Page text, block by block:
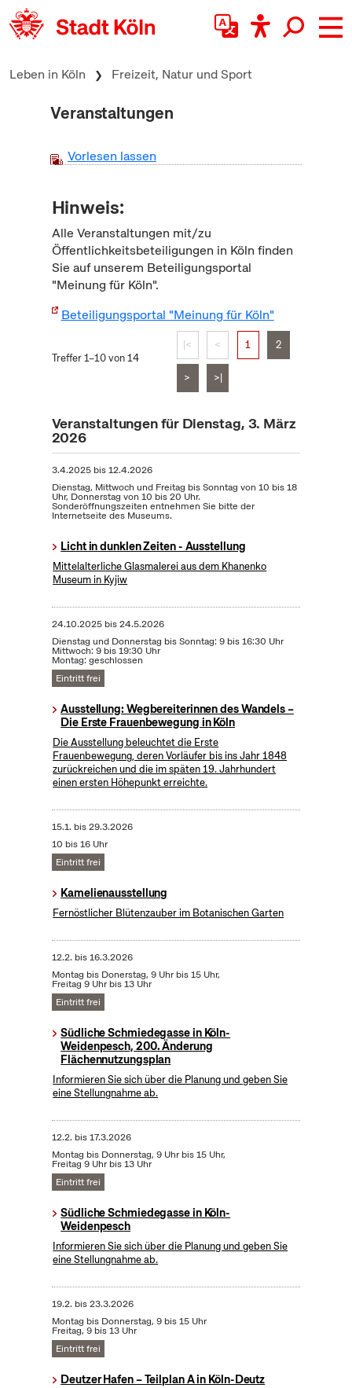
zum Inhalt springen
Leben in Köln Freizeit, Natur und Sport
Veranstaltungen
Vorlesen lassen
Hinweis:
Alle Veranstaltungen mit/zu
Öffentlichkeitsbeteiligungen in Köln finden
Sie auf unserem Beteiligungsportal
"Meinung für Köln".
Beteiligungsportal "Meinung für Köln"
Treffer 1–10 von 14
|< < 1 2
> >|
Veranstaltungen für Dienstag, 3. März
2026
3.4.2025bis12.4.2026
Dienstag, Mittwoch und Freitag bis Sonntag von 10 bis 18
Uhr, Donnerstag von 10 bis 20 Uhr.
Sonderöffnungszeiten entnehmen Sie bitte der
Internetseite des Museums.
Licht in dunklen Zeiten - Ausstellung
Mittelalterliche Glasmalerei aus dem Khanenko
Museum in Kyjiw
24.10.2025bis24.5.2026
Dienstag und Donnerstag bis Sonntag: 9 bis 16:30 Uhr
Mittwoch: 9 bis 19:30 Uhr
Montag: geschlossen
Eintritt frei
Ausstellung: Wegbereiterinnen des Wandels –
Die Erste Frauenbewegung in Köln
Die Ausstellung beleuchtet die Erste
Frauenbewegung, deren Vorläufer bis ins Jahr 1848
zurückreichen und die im späten 19. Jahrhundert
einen ersten Höhepunkt erreichte.
15.1. bis29.3.2026
10 bis 16 Uhr
Eintritt frei
Kamelienausstellung
Fernöstlicher Blütenzauber im Botanischen Garten
12.2. bis16.3.2026
Montag bis Donerstag, 9 Uhr bis 15 Uhr,
Freitag 9 Uhr bis 13 Uhr
Eintritt frei
Südliche Schmiedegasse in Köln-
Weidenpesch, 200. Änderung
Flächennutzungsplan
Informieren Sie sich über die Planung und geben Sie
eine Stellungnahme ab.
12.2. bis17.3.2026
Montag bis Donnerstag, 9 Uhr bis 15 Uhr,
Freitag 9 Uhr bis 13 Uhr
Eintritt frei
Südliche Schmiedegasse in Köln-
Weidenpesch
Informieren Sie sich über die Planung und geben Sie
eine Stellungnahme ab.
19.2. bis23.3.2026
Montag bis Donnerstag, 9 bis 15 Uhr
Freitag, 9 bis 13 Uhr
Eintritt frei
Deutzer Hafen – Teilplan A in Köln-Deutz